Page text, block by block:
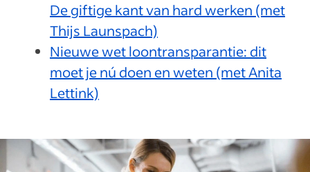
De giftige kant van hard werken (met
Thijs Launspach)
Nieuwe wet loontransparantie: dit
moet je nú doen en weten (met Anita
Lettink)